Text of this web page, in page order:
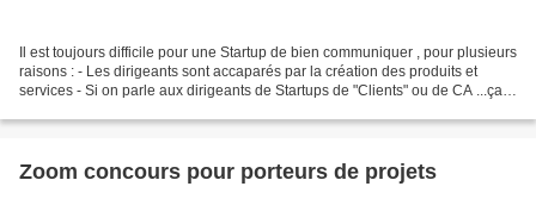
Il est toujours difficile pour une Startup de bien communiquer , pour plusieurs
raisons : - Les dirigeants sont accaparés par la création des produits et
services - Si on parle aux dirigeants de Startups de "Clients" ou de CA ...ça
Zoom concours pour porteurs de projets